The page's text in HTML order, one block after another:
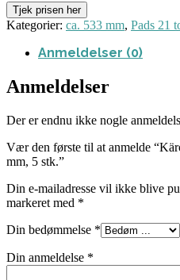
Tjek prisen her
Kategorier: ca. 533 mm, Pads 21
Anmeldelser (0)
Anmeldelser
Der er endnu ikke nogle
Vær den første til at anmelde
mm, 5 stk.”
Din e-mailadresse vil ikke blive
markeret med *
Din bedømmelse *
Din anmeldelse *